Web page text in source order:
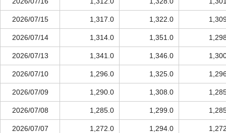
2026/07/15 1,317.0 1,322.0
2026/07/14 1,314.0 1,351.0
2026/07/13 1,341.0 1,346.0
2026/07/10 1,296.0 1,325.0
2026/07/09 1,290.0 1,308.0
2026/07/08 1,285.0 1,299.0
2026/07/07 1,272.0 1,294.0